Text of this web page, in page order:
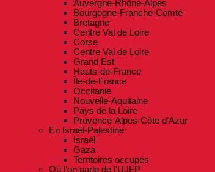
Auvergne-Rhône-Alpes
Bourgogne-Franche-Comté
Bretagne
Centre Val de Loire
Corse
Centre Val de Loire
Grand Est
Hauts-de-France
Île-de-France
Occitanie
Nouvelle-Aquitaine
Pays de la Loire
Provence-Alpes-Côte d'Azur
En Israël-Palestine
Israël
Gaza
Territoires occupés
Où l'on parle de l'UJFP